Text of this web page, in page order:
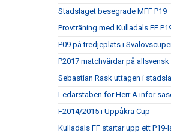
Stadslaget besegrade MFF P19
Provträning med Kulladals FF
P09 på tredjeplats i
P2017 matchvärdar på allsvensk
Sebastian Rask uttagen i
Ledarstaben för Herr A inför
F2014/2015 i Uppåkra Cup
Kulladals FF startar upp ett P19-